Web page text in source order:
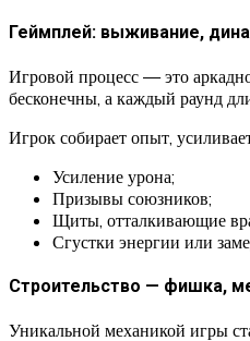
Геймплей: выживание,
Игровой процесс — это
бесконечны, а каждый раунд
Игрок собирает опыт,
Усиление урона;
Призывы союзников;
Щиты, отталкивающие
Сгустки энергии или
Строительство — фишка,
Уникальной механикой игры